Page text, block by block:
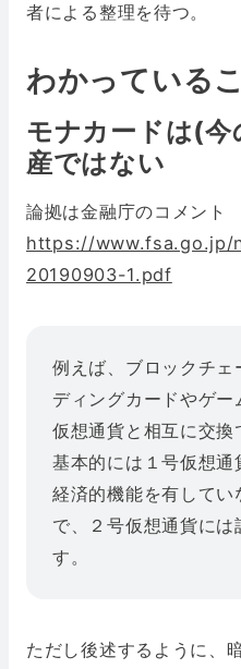
者による整理を待つ。
わかっている
モナカードは(
産ではない
論拠は金融庁のコメント
https://www.fsa.go.jp/
20190903-1.pdf
例えば、ブロックチ
ディングカードやゲ
仮想通貨と相互に交換
基本的には１号仮想
経済的機能を有して
で、２号仮想通貨には
す。
ただし後述するように、